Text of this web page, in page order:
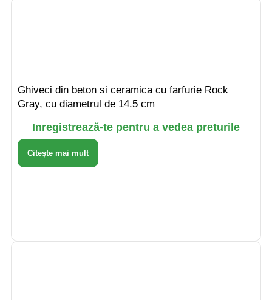
Ghiveci din beton si ceramica cu farfurie Rock
Gray, cu diametrul de 14.5 cm
Inregistrează-te pentru a vedea preturile
Citește mai mult